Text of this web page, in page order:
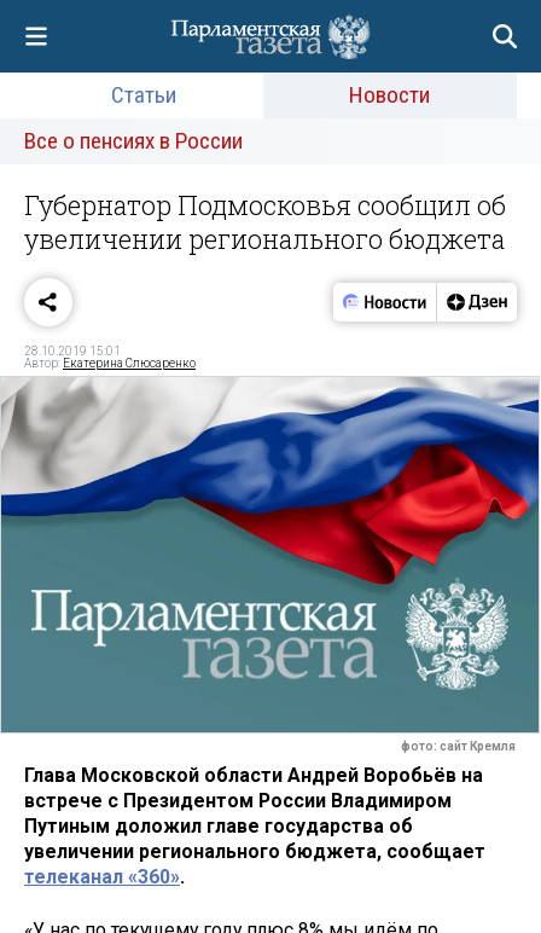
Статьи
Новости
Все о пенсиях в России
Губернатор Подмосковья сообщил об
увеличении регионального бюджета
28.10.2019 15:01
Автор: Екатерина Слюсаренко
фото: сайт Кремля
Глава Московской области Андрей Воробьёв на
встрече с Президентом России Владимиром
Путиным доложил главе государства об
увеличении регионального бюджета, сообщает
телеканал «360».